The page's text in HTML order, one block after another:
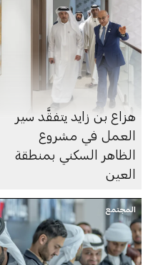
هزاع بن زايد يتفقَّد سير
العمل في مشروع
الظاهر السكني بمنطقة
العين
المجتمع